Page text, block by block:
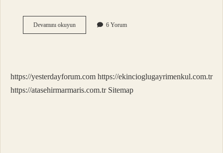
Devamını okuyunTekstil
Terimi
6 Yorum
https://yesterdayforum.com https://ekincioglugayrimenkul.com.tr
https://atasehirmarmaris.com.tr Sitemap